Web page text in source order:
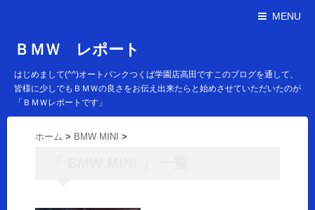
MENU
ＢＭＷ レポート
はじめまして(^^)オートバンクつくば学園店高田ですこのブログを通して、
皆様に少しでもＢＭＷの良さをお伝え出来たらと始めさせていただいたのが
「ＢＭＷレポートです」
ホーム > BMW MINI >